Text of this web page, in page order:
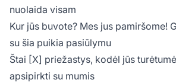
nuolaida visam
Kur jūs buvote? Mes jus pamiršome!
su šia puikia pasiūlymu
Štai [X] priežastys, kodėl jūs
apsipirkti su mumis